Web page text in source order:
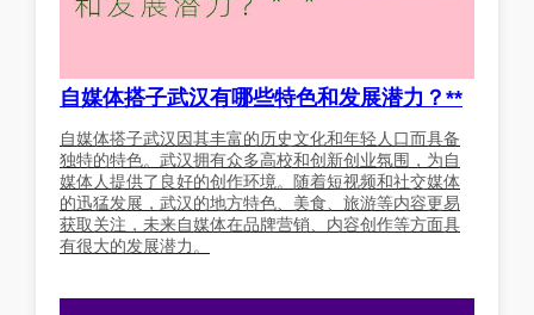
自媒体搭子武汉有哪些特色和发展潜力？**
自媒体搭子武汉因其丰富的历史文化和年轻人口而具备
独特的特色。武汉拥有众多高校和创新创业氛围，为自
媒体人提供了良好的创作环境。随着短视频和社交媒体
的迅猛发展，武汉的地方特色、美食、旅游等内容更易
获取关注，未来自媒体在品牌营销、内容创作等方面具
有很大的发展潜力。